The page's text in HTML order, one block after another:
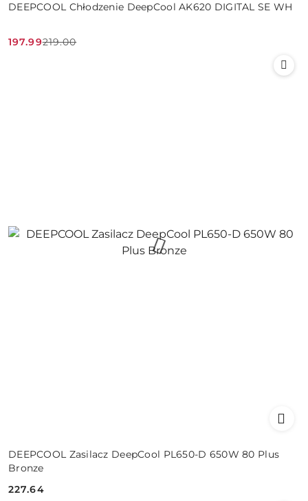
DEEPCOOL Chłodzenie DeepCool AK620 DIGITAL SE WH
Cena
197.99
Cena
219.00
DEEPCOOL Zasilacz DeepCool PL650-D 650W 80 Plus
Bronze
Cena:
227.64